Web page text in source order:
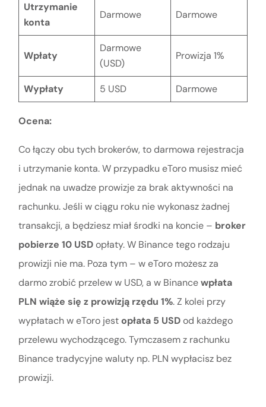
Utrzymanie
konta
Darmowe Darmowe
Wpłaty
Darmowe
(USD)
Prowizja 1%
Wypłaty 5 USD Darmowe
Ocena:
Co łączy obu tych brokerów, to darmowa rejestracja
i utrzymanie konta. W przypadku eToro musisz mieć
jednak na uwadze prowizje za brak aktywności na
rachunku. Jeśli w ciągu roku nie wykonasz żadnej
transakcji, a będziesz miał środki na koncie – broker
pobierze 10 USDopłaty. W Binance tego rodzaju
prowizji nie ma. Poza tym – w eToro możesz za
darmo zrobić przelew w USD, a w Binancewpłata
PLN wiąże się z prowizją rzędu 1%. Z kolei przy
wypłatach w eToro jestopłata 5 USDod każdego
przelewu wychodzącego. Tymczasem z rachunku
Binance tradycyjne waluty np. PLN wypłacisz bez
prowizji.